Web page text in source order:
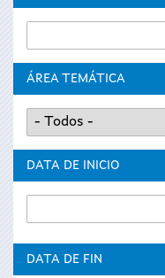
ÁREA TEMÁTICA
DATA DE INICIO
de
DATA DE FIN